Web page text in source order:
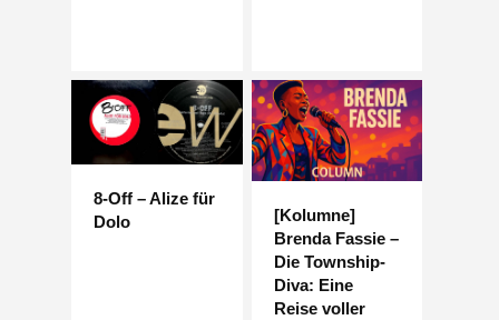
8-Off – Alize für
Dolo
[Kolumne]
Brenda Fassie –
Die Township-
Diva: Eine
Reise voller